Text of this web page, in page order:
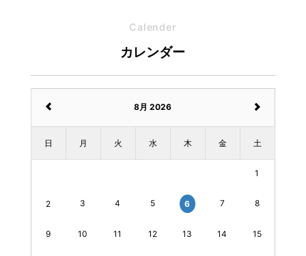
Calender
カレンダー
8月 2026
日 月 火 水 木 金 土
1
2 3 4 5 6 7 8
9 10 11 12 13 14 15